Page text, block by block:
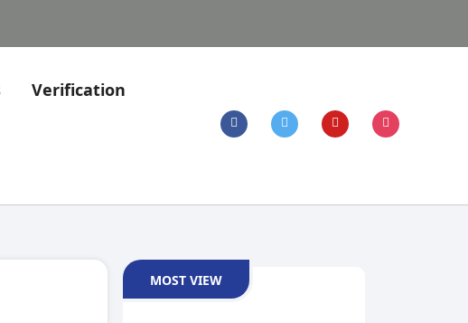
Verification
MOST VIEW